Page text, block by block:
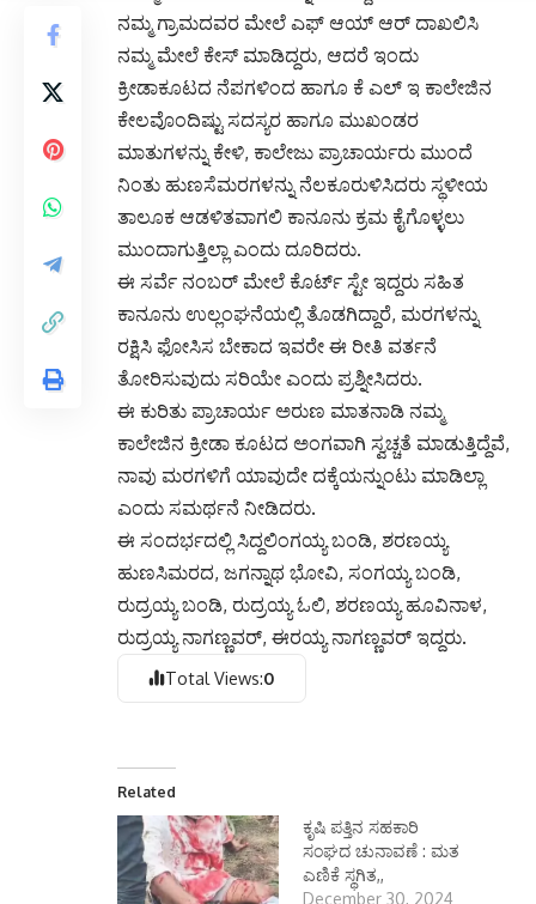
ನಮ್ಮ ಗ್ರಾಮದವರ ಮೇಲೆ ಎಫ್ ಆಯ್ ಆರ್ ದಾಖಲಿಸಿ
ನಮ್ಮ ಮೇಲೆ ಕೇಸ್ ಮಾಡಿದ್ದರು, ಆದರೆ ಇಂದು
ಕ್ರೀಡಾಕೂಟದ ನೆಪಗಳಿಂದ ಹಾಗೂ ಕೆ ಎಲ್ ಇ ಕಾಲೇಜಿನ
ಕೇಲವೊಂದಿಷ್ಟು ಸದಸ್ಯರ ಹಾಗೂ ಮುಖಂಡರ
ಮಾತುಗಳನ್ನು ಕೇಳಿ, ಕಾಲೇಜು ಪ್ರಾಚಾರ್ಯರು ಮುಂದೆ
ನಿಂತು ಹುಣಸೆಮರಗಳನ್ನು ನೆಲಕೂರುಳಿಸಿದರು ಸ್ಥಳೀಯ
ತಾಲೂಕ ಆಡಳಿತವಾಗಲಿ ಕಾನೂನು ಕ್ರಮ ಕೈಗೊಳ್ಳಲು
ಮುಂದಾಗುತ್ತಿಲ್ಲಾ ಎಂದು ದೂರಿದರು.
ಈ ಸರ್ವೆ ನಂಬರ್ ಮೇಲೆ ಕೊರ್ಟ್ ಸ್ಟೇ ಇದ್ದರು ಸಹಿತ
ಕಾನೂನು ಉಲ್ಲಂಘನೆಯಲ್ಲಿ ತೊಡಗಿದ್ದಾರೆ, ಮರಗಳನ್ನು
ರಕ್ಷಿಸಿ ಫೋಸಿಸ ಬೇಕಾದ ಇವರೇ ಈ ರೀತಿ ವರ್ತನೆ
ತೋರಿಸುವುದು ಸರಿಯೇ ಎಂದು ಪ್ರಶ್ನೀಸಿದರು.
ಈ ಕುರಿತು ಪ್ರಾಚಾರ್ಯ ಅರುಣ ಮಾತನಾಡಿ ನಮ್ಮ
ಕಾಲೇಜಿನ ಕ್ರೀಡಾ ಕೂಟದ ಅಂಗವಾಗಿ ಸ್ವಚ್ಚತೆ ಮಾಡುತ್ತಿದ್ದೆವೆ,
ನಾವು ಮರಗಳಿಗೆ ಯಾವುದೇ ದಕ್ಕೆಯನ್ನುಂಟು ಮಾಡಿಲ್ಲಾ
ಎಂದು ಸಮರ್ಥನೆ ನೀಡಿದರು.
ಈ ಸಂದರ್ಭದಲ್ಲಿ ಸಿದ್ದಲಿಂಗಯ್ಯ ಬಂಡಿ, ಶರಣಯ್ಯ
ಹುಣಸಿಮರದ, ಜಗನ್ನಾಥ ಭೋವಿ, ಸಂಗಯ್ಯ ಬಂಡಿ,
ರುದ್ರಯ್ಯ ಬಂಡಿ, ರುದ್ರಯ್ಯ ಓಲಿ, ಶರಣಯ್ಯ ಹೂವಿನಾಳ,
ರುದ್ರಯ್ಯ ನಾಗಣ್ಣವರ್, ಈರಯ್ಯ ನಾಗಣ್ಣವರ್ ಇದ್ದರು.
Total Views:0
Related
ಕೃಷಿ ಪತ್ತಿನ ಸಹಕಾರಿ
ಸಂಘದ ಚುನಾವಣೆ : ಮತ
ಎಣಿಕೆ ಸ್ಥಗಿತ,,
December 30, 2024